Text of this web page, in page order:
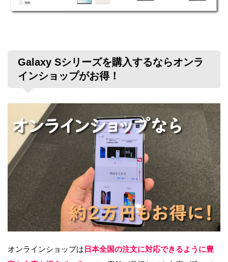
Galaxy Sシリーズを購入するならオンラ
インショップがお得！
オンラインショップは 日本全国の注文に対応できるように豊